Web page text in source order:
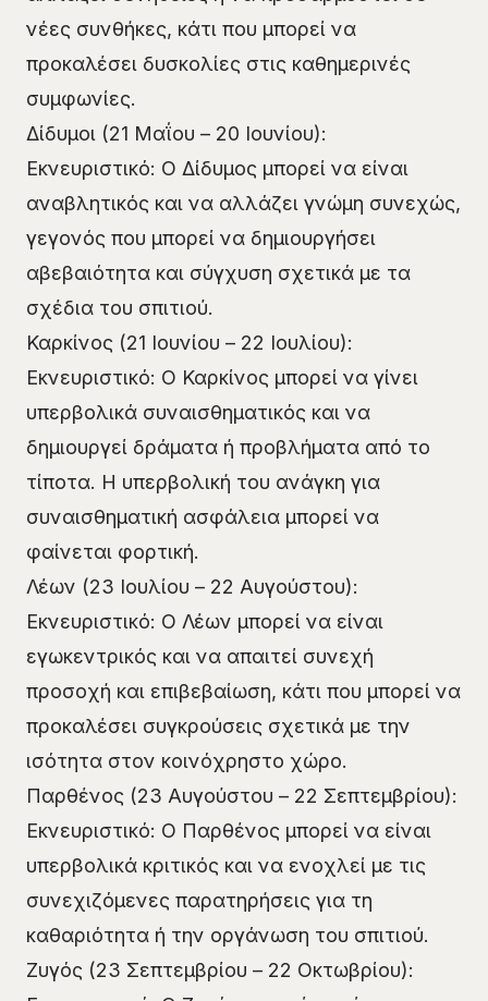
νέες συνθήκες, κάτι που μπορεί να
προκαλέσει δυσκολίες στις καθημερινές
συμφωνίες.
Δίδυμοι (21 Μαΐου – 20 Ιουνίου):
Εκνευριστικό: Ο Δίδυμος μπορεί να είναι
αναβλητικός και να αλλάζει γνώμη συνεχώς,
γεγονός που μπορεί να δημιουργήσει
αβεβαιότητα και σύγχυση σχετικά με τα
σχέδια του σπιτιού.
Καρκίνος (21 Ιουνίου – 22 Ιουλίου):
Εκνευριστικό: Ο Καρκίνος μπορεί να γίνει
υπερβολικά συναισθηματικός και να
δημιουργεί δράματα ή προβλήματα από το
τίποτα. Η υπερβολική του ανάγκη για
συναισθηματική ασφάλεια μπορεί να
φαίνεται φορτική.
Λέων (23 Ιουλίου – 22 Αυγούστου):
Εκνευριστικό: Ο Λέων μπορεί να είναι
εγωκεντρικός και να απαιτεί συνεχή
προσοχή και επιβεβαίωση, κάτι που μπορεί να
προκαλέσει συγκρούσεις σχετικά με την
ισότητα στον κοινόχρηστο χώρο.
Παρθένος (23 Αυγούστου – 22 Σεπτεμβρίου):
Εκνευριστικό: Ο Παρθένος μπορεί να είναι
υπερβολικά κριτικός και να ενοχλεί με τις
συνεχιζόμενες παρατηρήσεις για τη
καθαριότητα ή την οργάνωση του σπιτιού.
Ζυγός (23 Σεπτεμβρίου – 22 Οκτωβρίου):